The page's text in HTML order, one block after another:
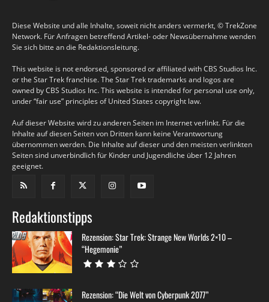
Diese Website und alle Inhalte, soweit nicht anders vermerkt, © TrekZone
Network. Für Anfragen betreffend Artikel- oder Newsübernahme wenden
Sie sich bitte an die Redaktionsleitung.
This website is not endorsed, sponsored or affiliated with CBS Studios Inc.
or the Star Trek franchise. The Star Trek trademarks and logos are
owned by CBS Studios Inc. This website is intended for personal use only,
under “fair use” principles of United States copyright law.
Auf dieser Website wird zu anderen Seiten im Internet verlinkt. Für die
Inhalte auf diesen Seiten von Dritten kann keine Verantwortung
übernommen werden. Die Inhalte auf dieser und den meisten verlinkten
Seiten sind unverbindlich für Kinder und Jugendliche über 12 Jahren
geeignet.
Redaktionstipps
Rezension: Star Trek: Strange New Worlds 2×10 –
“Hegemonie”
Rezension: “Die Welt von Cyberpunk 2077”